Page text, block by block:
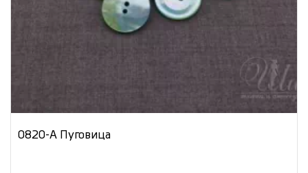
0820-А Пуговица